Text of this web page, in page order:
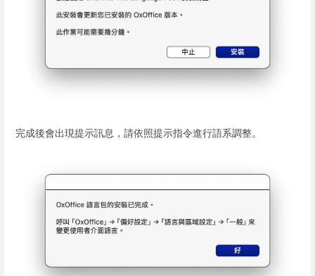
完成後會出現提示訊息，請依照提示指令進行語系調整。